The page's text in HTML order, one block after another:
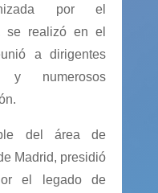
por el
se realizó en el
a dirigentes
y numerosos
del área de
Madrid, presidió
el legado de